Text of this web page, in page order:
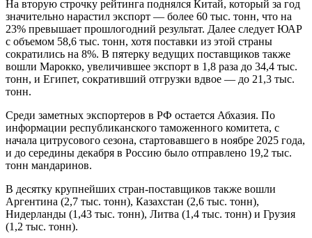
На вторую строчку рейтинга поднялся Китай, который за год
значительно нарастил экспорт — более 60 тыс. тонн, что на
23% превышает прошлогодний результат. Далее следует ЮАР
с объемом 58,6 тыс. тонн, хотя поставки из этой страны
сократились на 8%. В пятерку ведущих поставщиков также
вошли Марокко, увеличившее экспорт в 1,8 раза до 34,4 тыс.
тонн, и Египет, сокративший отгрузки вдвое — до 21,3 тыс.
тонн.
Среди заметных экспортеров в РФ остается Абхазия. По
информации республиканского таможенного комитета, с
начала цитрусового сезона, стартовавшего в ноябре 2025 года,
и до середины декабря в Россию было отправлено 19,2 тыс.
тонн мандаринов.
В десятку крупнейших стран-поставщиков также вошли
Аргентина (2,7 тыс. тонн), Казахстан (2,6 тыс. тонн),
Нидерланды (1,43 тыс. тонн), Литва (1,4 тыс. тонн) и Грузия
(1,2 тыс. тонн).